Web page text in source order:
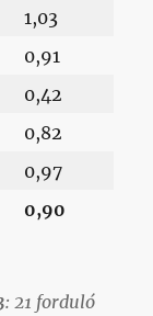
1,03
0,91
0,42
0,82
0,97
0,90
: 21 forduló